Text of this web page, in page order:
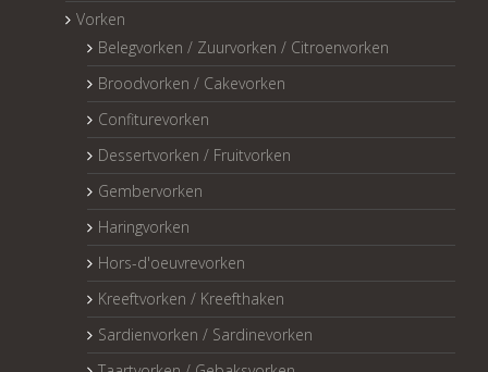
Vorken
Belegvorken / Zuurvorken / Citroenvorken
Broodvorken / Cakevorken
Confiturevorken
Dessertvorken / Fruitvorken
Gembervorken
Haringvorken
Hors-d'oeuvrevorken
Kreeftvorken / Kreefthaken
Sardienvorken / Sardinevorken